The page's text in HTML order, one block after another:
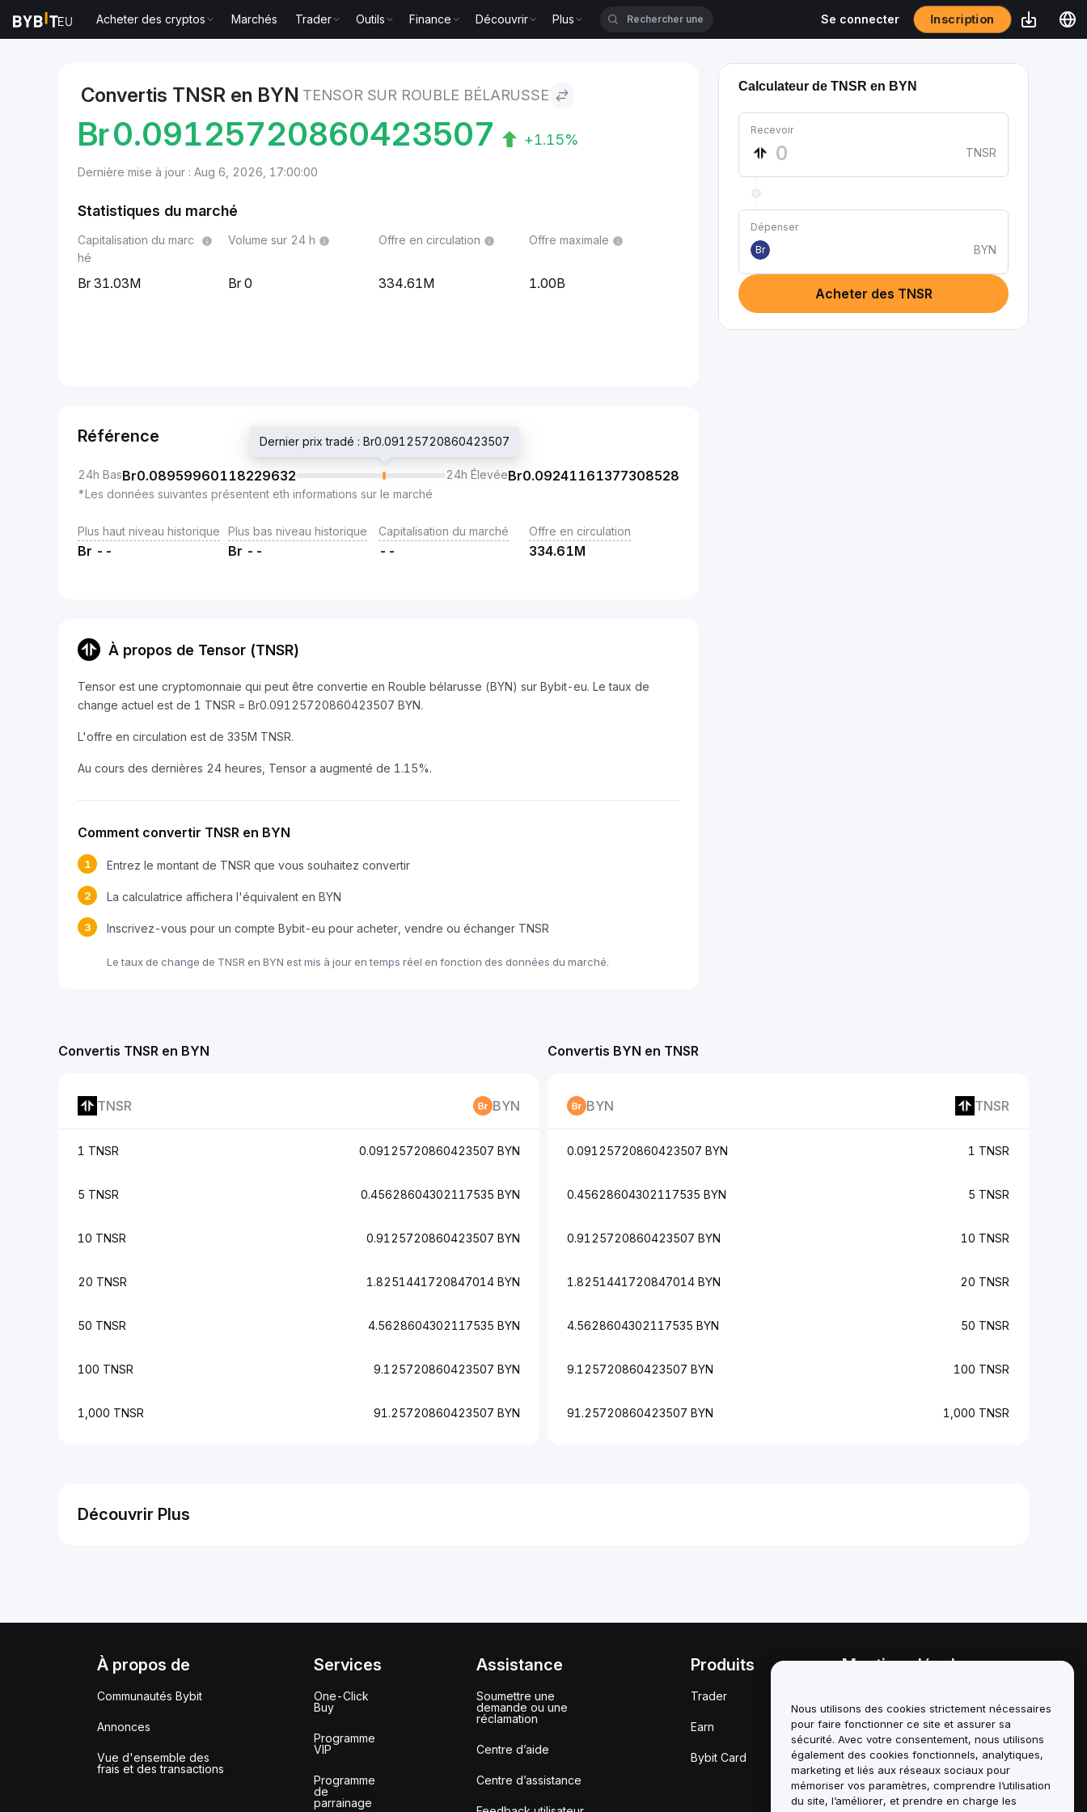
Acheter des cryptos Marchés Trader Outils Finance Découvrir Plus Se connecter Inscription
Convertis TNSR en BYN TENSOR SUR ROUBLE BÉLARUSSE
Br0.09125720860423507 +1.15%
Dernière mise à jour : Aug 6, 2026, 17:00:00
Statistiques du marché
Capitalisation du marc
hé
31.03M
Volume sur 24 h
0
Offre en circulation
334.61M
Offre maximale
1.00B
Référence
24h BasBr0.08959960118229632
Dernier prix tradé : Br0.09125720860423507
24h ÉlevéeBr0.09241161377308528
*Les données suivantes présentent eth informations sur le marché
Plus haut niveau historique
Br --
Plus bas niveau historique
Br --
Capitalisation du marché
--
Offre en circulation
334.61M
À propos de Tensor (TNSR)
Tensor est une cryptomonnaie qui peut être convertie en Rouble bélarusse (BYN) sur Bybit-eu. Le taux de
change actuel est de 1 TNSR = Br0.09125720860423507 BYN.
L'offre en circulation est de 335M TNSR.
Au cours des dernières 24 heures, Tensor a augmenté de 1.15%.
Comment convertir TNSR en BYN
1 Entrez le montant de TNSR que vous souhaitez convertir
2 La calculatrice affichera l'équivalent en BYN
3 Inscrivez-vous pour un compte Bybit-eu pour acheter, vendre ou échanger TNSR
Le taux de change de TNSR en BYN est mis à jour en temps réel en fonction des données du marché.
Calculateur de TNSR en BYN
Recevoir
TNSR
Dépenser
Br
BYN
Acheter des TNSR
Convertis TNSR en BYN
TNSR BYN
1 TNSR 0.09125720860423507 BYN
5 TNSR 0.45628604302117535 BYN
10 TNSR 0.9125720860423507 BYN
20 TNSR 1.8251441720847014 BYN
50 TNSR 4.5628604302117535 BYN
100 TNSR 9.125720860423507 BYN
1,000 TNSR 91.25720860423507 BYN
Convertis BYN en TNSR
BYN TNSR
0.09125720860423507 BYN 1 TNSR
0.45628604302117535 BYN 5 TNSR
0.9125720860423507 BYN 10 TNSR
1.8251441720847014 BYN 20 TNSR
4.5628604302117535 BYN 50 TNSR
9.125720860423507 BYN 100 TNSR
91.25720860423507 BYN 1,000 TNSR
Découvrir Plus
À propos de
Communautés Bybit
Annonces
Vue d'ensemble des
frais et des transactions
Services
One-Click
Buy
Programme
VIP
Programme
de
parrainage
Assistance
Soumettre une
demande ou une
réclamation
Centre d’aide
Centre d’assistance
Produits
Trader
Earn
Bybit Card
Mentions légales
conflits d'intérêts
Résumé de la politique de
garde et d'administration
Informations ESG
Nous utilisons des cookies strictement nécessaires
pour faire fonctionner ce site et assurer sa
sécurité. Avec votre consentement, nous utilisons
également des cookies fonctionnels, analytiques,
marketing et liés aux réseaux sociaux pour
mémoriser vos paramètres, comprendre l’utilisation
du site, l’améliorer, et prendre en charge les